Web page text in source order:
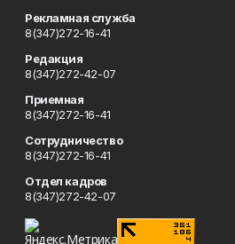
Рекламная служба
8(347)272-16-41
Редакция
8(347)272-42-07
Приемная
8(347)272-16-41
Сотрудничество
8(347)272-16-41
Отдел кадров
8(347)272-42-07